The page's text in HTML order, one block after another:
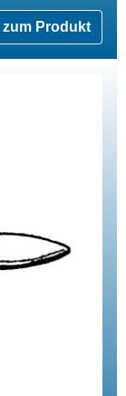
zum Produkt